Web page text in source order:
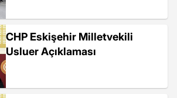
CHP Eskişehir Milletvekili
Usluer Açıklaması